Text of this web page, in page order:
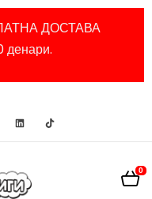
ДОСТАВА
денари.
0